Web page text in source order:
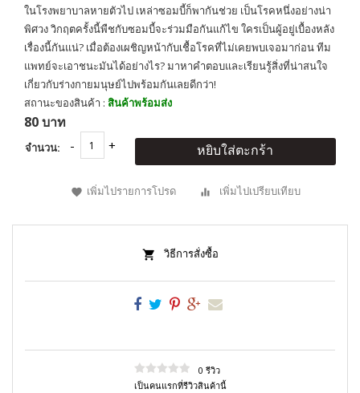
ในโรงพยาบาลหายตัวไป เหล่าซอมบี้ก็พากันช่วย เป็นโรคหนึ่งอย่างน่า
พิศวง วิกฤตครั้งนี้พืชกับซอมบี้จะร่วมมือกันแก้ไข ใครเป็นผู้อยู่เบื้องหลัง
เรื่องนี้กันแน่? เมื่อต้องเผชิญหน้ากับเชื้อโรคที่ไม่เคยพบเจอมาก่อน ทีม
แพทย์จะเอาชนะมันได้อย่างไร? มาหาคำตอบและเรียนรู้สิ่งที่น่าสนใจ
เกี่ยวกับร่างกายมนุษย์ไปพร้อมกันเลยดีกว่า!
สถานะของสินค้า : สินค้าพร้อมส่ง
80 บาท
จำนวน: หยิบใส่ตะกร้า
เพิ่มไปรายการโปรด เพิ่มไปเปรียบเทียบ
วิธีการสั่งซื้อ
0 รีวิว
เป็นคนแรกที่รีวิวสินค้านี้